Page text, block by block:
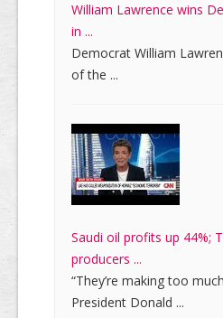
William Lawrence wins
in ...
Democrat William
of the ...
Saudi oil profits up 44%;
producers ...
“They’re making too
President Donald ...